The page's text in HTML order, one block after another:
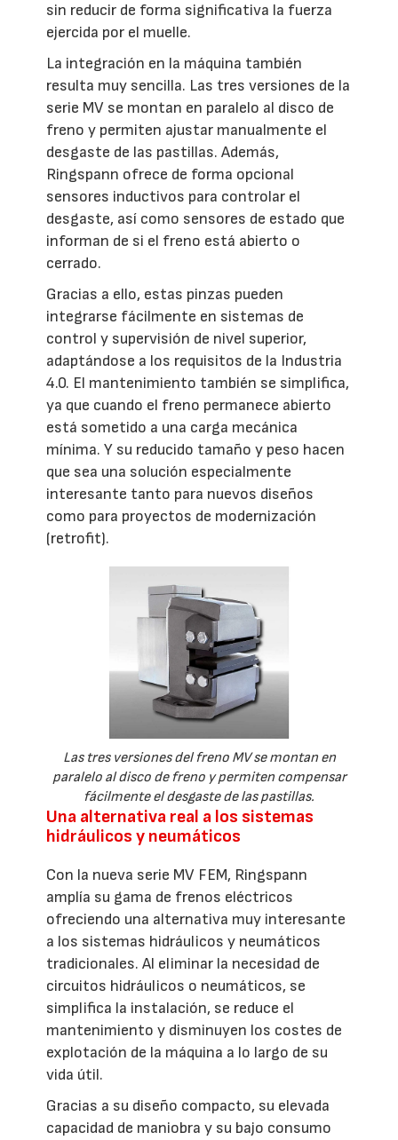
sin reducir de forma significativa la fuerza
ejercida por el muelle.
La integración en la máquina también
resulta muy sencilla. Las tres versiones de la
serie MV se montan en paralelo al disco de
freno y permiten ajustar manualmente el
desgaste de las pastillas. Además,
Ringspann ofrece de forma opcional
sensores inductivos para controlar el
desgaste, así como sensores de estado que
informan de si el freno está abierto o
cerrado.
Gracias a ello, estas pinzas pueden
integrarse fácilmente en sistemas de
control y supervisión de nivel superior,
adaptándose a los requisitos de la Industria
4.0. El mantenimiento también se simplifica,
ya que cuando el freno permanece abierto
está sometido a una carga mecánica
mínima. Y su reducido tamaño y peso hacen
que sea una solución especialmente
interesante tanto para nuevos diseños
como para proyectos de modernización
(retrofit).
Las tres versiones del freno MV se montan en
paralelo al disco de freno y permiten compensar
fácilmente el desgaste de las pastillas.
Una alternativa real a los sistemas
hidráulicos y neumáticos
Con la nueva serie MV FEM, Ringspann
amplía su gama de frenos eléctricos
ofreciendo una alternativa muy interesante
a los sistemas hidráulicos y neumáticos
tradicionales. Al eliminar la necesidad de
circuitos hidráulicos o neumáticos, se
simplifica la instalación, se reduce el
mantenimiento y disminuyen los costes de
explotación de la máquina a lo largo de su
vida útil.
Gracias a su diseño compacto, su elevada
capacidad de maniobra y su bajo consumo